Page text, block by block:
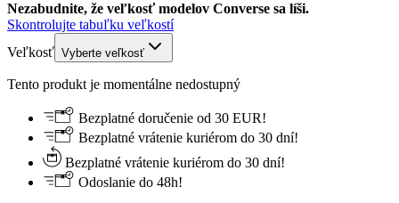
Nezabudnite, že veľkosť modelov Converse sa líši.
Skontrolujte tabuľku veľkostí
Veľkosť Vyberte veľkosť
Tento produkt je momentálne nedostupný
Bezplatné doručenie od 30 EUR!
Bezplatné vrátenie kuriérom do 30 dní!
Bezplatné vrátenie kuriérom do 30 dní!
Odoslanie do 48h!